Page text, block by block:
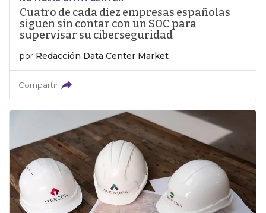
Cuatro de cada diez empresas españolas
siguen sin contar con un SOC para
supervisar su ciberseguridad
por Redacción Data Center Market
Compartir